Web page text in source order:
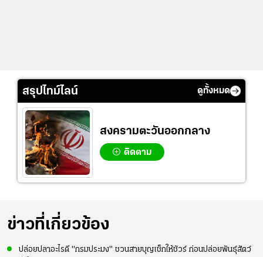
สรุปไทม์ไลน์ ดูทั้งหมด
สงครามตะวันออกกลาง
ติดตาม
ข่าวที่เกี่ยวข้อง
ปล่อยปลาอะไรดี "กรมประมง" ชวนสายบุญเช็กให้ชัวร์ ก่อนปล่อยพันธุ์สัตว์